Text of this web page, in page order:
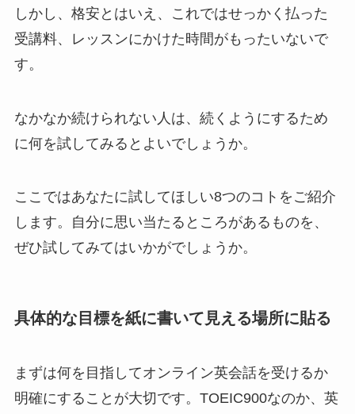
しかし、格安とはいえ、これではせっかく払った
受講料、レッスンにかけた時間がもったいないで
す。
なかなか続けられない人は、続くようにするため
に何を試してみるとよいでしょうか。
ここではあなたに試してほしい8つのコトをご紹介
します。自分に思い当たるところがあるものを、
ぜひ試してみてはいかがでしょうか。
具体的な目標を紙に書いて見える場所に貼る
まずは何を目指してオンライン英会話を受けるか
明確にすることが大切です。TOEIC900なのか、英